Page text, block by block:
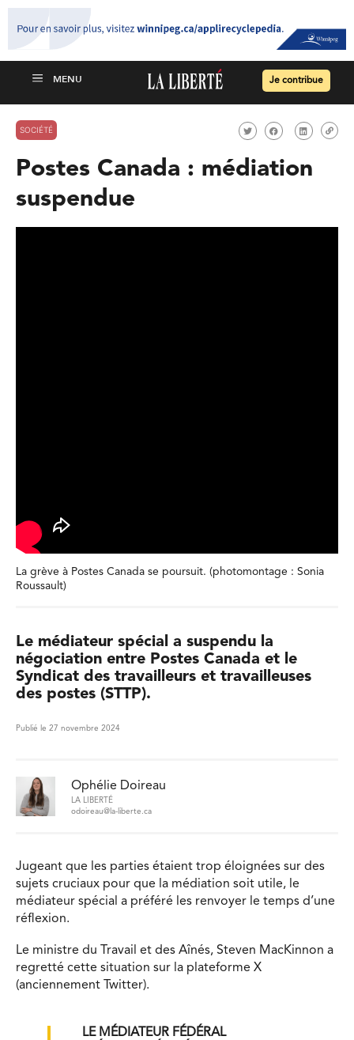
Je contribue
SOCIÉTÉ
Postes Canada : médiation
suspendue
La grève à Postes Canada se poursuit. (photomontage : Sonia
Roussault)
Le médiateur spécial a suspendu la
négociation entre Postes Canada et le
Syndicat des travailleurs et travailleuses
des postes (STTP).
Publié le 27 novembre 2024
Ophélie Doireau
LA LIBERTÉ
odoireau@la-liberte.ca
Jugeant que les parties étaient trop éloignées sur des
sujets cruciaux pour que la médiation soit utile, le
médiateur spécial a préféré les renvoyer le temps d’une
réflexion.
Le ministre du Travail et des Aînés, Steven MacKinnon a
regretté cette situation sur la plateforme X
(anciennement Twitter).
LE MÉDIATEUR FÉDÉRAL